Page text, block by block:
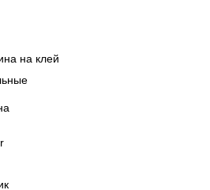
на клей